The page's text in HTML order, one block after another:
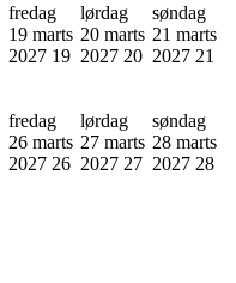
fredag
19 marts
2027 19
lørdag
20 marts
2027 20
søndag
21 marts
2027 21
fredag
26 marts
2027 26
lørdag
27 marts
2027 27
søndag
28 marts
2027 28